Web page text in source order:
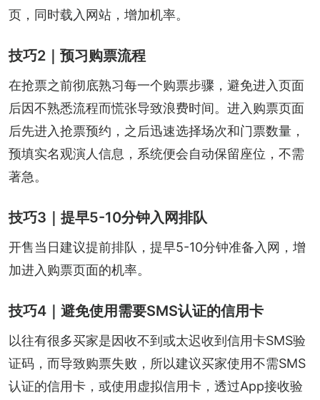
页，同时载入网站，增加机率。
技巧2｜预习购票流程
在抢票之前彻底熟习每一个购票步骤，避免进入页面
后因不熟悉流程而慌张导致浪费时间。进入购票页面
后先进入抢票预约，之后迅速选择场次和门票数量，
预填实名观演人信息，系统便会自动保留座位，不需
著急。
技巧3｜提早5-10分钟入网排队
开售当日建议提前排队，提早5-10分钟准备入网，增
加进入购票页面的机率。
技巧4｜避免使用需要SMS认证的信用卡
以往有很多买家是因收不到或太迟收到信用卡SMS验
证码，而导致购票失败，所以建议买家使用不需SMS
认证的信用卡，或使用虚拟信用卡，透过App接收验